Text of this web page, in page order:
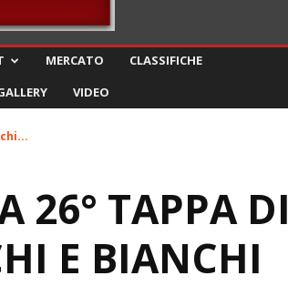
MERCATO
CLASSIFICHE
VIDEO
26° TAPPA DI
E BIANCHI